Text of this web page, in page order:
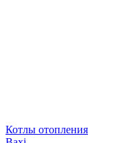
Котлы отопления